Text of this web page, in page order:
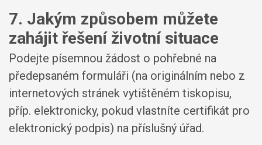
7. Jakým způsobem můžete
zahájit řešení životní situace
Podejte písemnou žádost o pohřebné na
předepsaném formuláři (na originálním nebo z
internetových stránek vytištěném tiskopisu,
příp. elektronicky, pokud vlastníte certifikát pro
elektronický podpis) na příslušný úřad.